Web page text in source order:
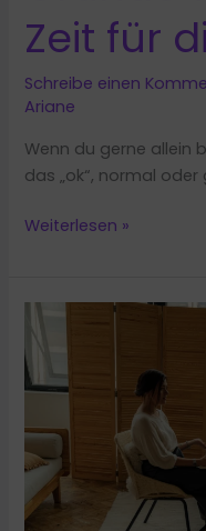
Zeit für
Schreibe einen
Ariane
Wenn du gerne allein
das „ok“, normal oder
Gerne
8
warum
du
Zeit
für
dich
brauchst
Weiterlesen »